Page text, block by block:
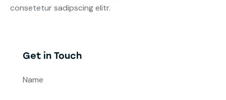
consetetur sadipscing elitr.
Get in Touch